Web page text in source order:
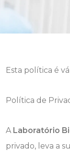
Esta política é
Política de
A Laboratório
privado, leva a